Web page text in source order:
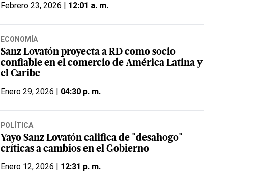
Febrero 23, 2026 | 12:01 a. m.
ECONOMÍA
Sanz Lovatón proyecta a RD como socio
confiable en el comercio de América Latina y
el Caribe
Enero 29, 2026 | 04:30 p. m.
POLÍTICA
Yayo Sanz Lovatón califica de "desahogo"
críticas a cambios en el Gobierno
Enero 12, 2026 | 12:31 p. m.